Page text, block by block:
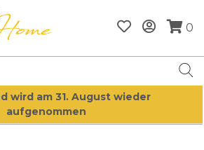
0
wird am 31. August wieder
aufgenommen